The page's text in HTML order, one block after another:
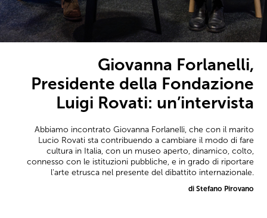
Giovanna Forlanelli,
Presidente della Fondazione
Luigi Rovati: un’intervista
Abbiamo incontrato Giovanna Forlanelli, che con il marito
Lucio Rovati sta contribuendo a cambiare il modo di fare
cultura in Italia, con un museo aperto, dinamico, colto,
connesso con le istituzioni pubbliche, e in grado di riportare
l'arte etrusca nel presente del dibattito internazionale.
di Stefano Pirovano